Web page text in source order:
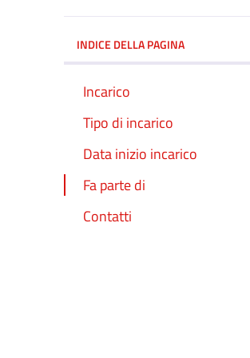
INDICE DELLA PAGINA
Incarico
Tipo di incarico
Data inizio incarico
Fa parte di
Contatti